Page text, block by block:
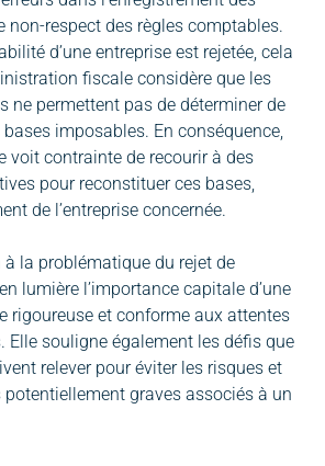
non-respect des règles comptables.
d’une entreprise est rejetée, cela
fiscale considère que les
ne permettent pas de déterminer de
imposables. En conséquence,
voit contrainte de recourir à des
pour reconstituer ces bases,
de l’entreprise concernée.
la problématique du rejet de
lumière l’importance capitale d’une
rigoureuse et conforme aux attentes
Elle souligne également les défis que
relever pour éviter les risques et
potentiellement graves associés à un